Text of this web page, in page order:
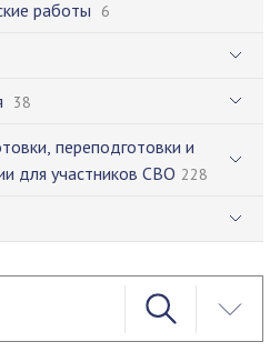
работы 6
38
переподготовки и
для участников СВО 228